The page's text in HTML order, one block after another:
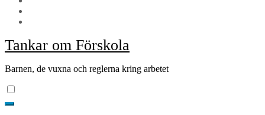
Tankar om Förskola
Barnen, de vuxna och reglerna kring arbetet